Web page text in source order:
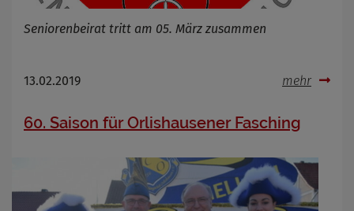
Seniorenbeirat tritt am 05. März zusammen
13.02.2019 mehr
60. Saison für Orlishausener Fasching